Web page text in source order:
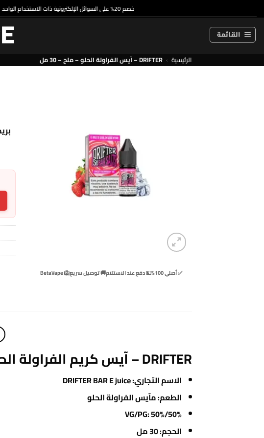
للمحتوى
خصم 20% على السوائل الإلكترونية ذات الاستخدام الواحد والسوائل الإلكترونية الممتازة
القائمة
الرئيسية › DRIFTER – آيس الفراولة الحلو – ملح – 30 مل
✅ أصلي 100% 💵 دفع عند الاستلام🚚 توصيل سريع🦁 BetaVape
DRIFTER – آيس كريم الفراولة الحلوة – ملح – 30 مل – منتج تبخير فاخر في مصر
الاسم التجاري: DRIFTER BAR E juice
الطعم: مآيس الفراولة الحلو
VG/PG: 50%/50%
الحجم: 30 مل